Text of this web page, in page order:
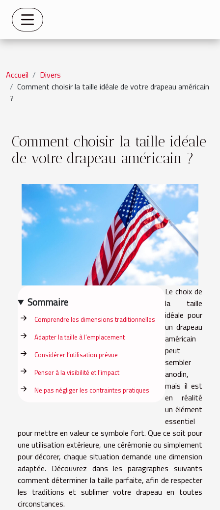
Accueil
Divers
Comment choisir la taille idéale de votre drapeau américain
?
Comment choisir la taille idéale
de votre drapeau américain ?
Sommaire
Comprendre les dimensions traditionnelles
Adapter la taille à l’emplacement
Considérer l’utilisation prévue
Penser à la visibilité et l’impact
Ne pas négliger les contraintes pratiques
Le choix de
la taille
idéale pour
un drapeau
américain
peut
sembler
anodin,
mais il est
en réalité
un élément
essentiel
pour mettre en valeur ce symbole fort. Que ce soit pour
une utilisation extérieure, une cérémonie ou simplement
pour décorer, chaque situation demande une dimension
adaptée. Découvrez dans les paragraphes suivants
comment déterminer la taille parfaite, afin de respecter
les traditions et sublimer votre drapeau en toutes
circonstances.